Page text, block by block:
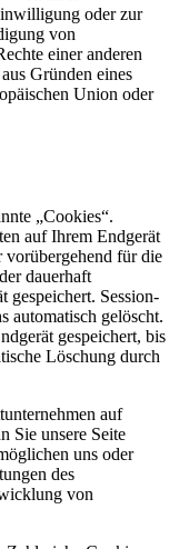
oder zur
von
einer anderen
Gründen eines
Union oder
„Cookies“.
auf Ihrem Endgerät
vorübergehend für die
dauerhaft
gespeichert. Session-
automatisch gelöscht.
gespeichert, bis
Löschung durch
auf
Sie unsere Seite
uns oder
des
von